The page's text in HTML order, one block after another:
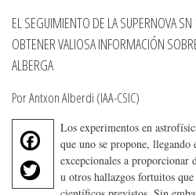
EL SEGUIMIENTO DE LA SUPERNOVA
OBTENER VALIOSA INFORMACIÓN
ALBERGA
Por Antxon Alberdi (IAA-CSIC)
F
T
w
Los experimentos en
que uno se propone, llegando
excepcionales a proporcionar
u otros hallazgos fortuitos